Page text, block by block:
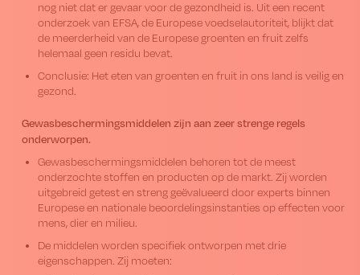
nog niet dat er gevaar voor de gezondheid is. Uit een recent
onderzoek van EFSA, de Europese voedselautoriteit, blijkt dat
de meerderheid van de Europese groenten en fruit zelfs
helemaal geen residu bevat.
Conclusie: Het eten van groenten en fruit in ons land is veilig en
gezond.
Gewasbeschermingsmiddelen zijn aan zeer strenge regels
onderworpen.
Gewasbeschermingsmiddelen behoren tot de meest
onderzochte stoffen en producten op de markt. Zij worden
uitgebreid getest en streng geëvalueerd door experts binnen
Europese en nationale beoordelingsinstanties op effecten voor
mens, dier en milieu.
De middelen worden specifiek ontworpen met drie
eigenschappen. Zij moeten: